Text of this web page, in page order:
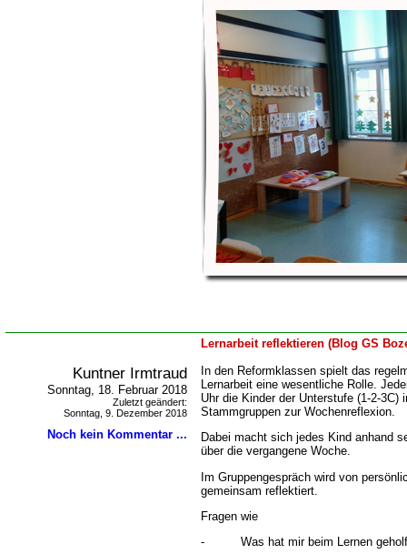
Lernarbeit reflektieren (Blog GS
Kuntner Irmtraud
Sonntag, 18. Februar 2018
Zuletzt geändert:
Sonntag, 9. Dezember 2018
Noch kein Kommentar ...
In den Reformklassen spielt das
Lernarbeit eine wesentliche Rolle.
Uhr die Kinder der Unterstufe (1-2-3C)
Stammgruppen zur Wochenreflexion.
Dabei macht sich jedes Kind anhand
über die vergangene Woche.
Im Gruppengespräch wird von
gemeinsam reflektiert.
Fragen wie
-
Was hat mir beim Lernen